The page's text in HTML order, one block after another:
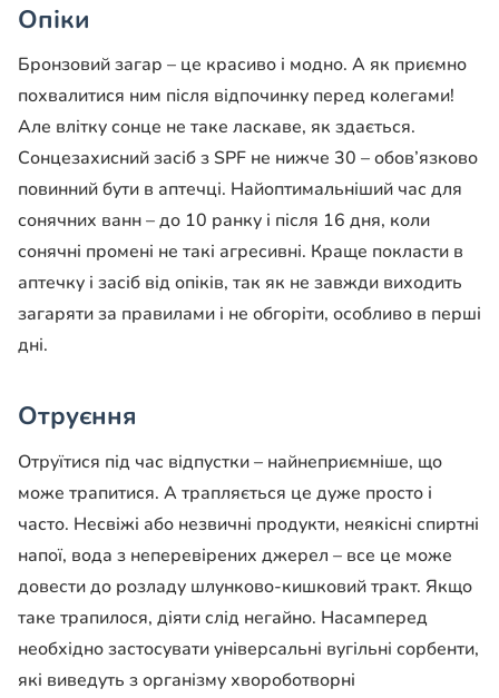
Опіки
Бронзовий загар – це красиво і модно. А як приємно
похвалитися ним після відпочинку перед колегами!
Але влітку сонце не таке ласкаве, як здається.
Сонцезахисний засіб з SPF не нижче 30 – обов’язково
повинний бути в аптечці. Найоптимальніший час для
сонячних ванн – до 10 ранку і після 16 дня, коли
сонячні промені не такі агресивні. Краще покласти в
аптечку і засіб від опіків, так як не завжди виходить
загаряти за правилами і не обгоріти, особливо в перші
дні.
Отруєння
Отруїтися під час відпустки – найнеприємніше, що
може трапитися. А трапляється це дуже просто і
часто. Несвіжі або незвичні продукти, неякісні спиртні
напої, вода з неперевірених джерел – все це може
довести до розладу шлунково-кишковий тракт. Якщо
таке трапилося, діяти слід негайно. Насамперед
необхідно застосувати універсальні вугільні сорбенти,
які виведуть з організму хвороботворні